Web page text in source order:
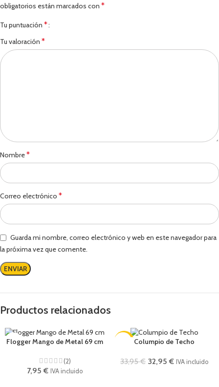
obligatorios están marcados con *
Tu puntuación *
Tu valoración *
Nombre*
Correo electrónico *
Guarda mi nombre, correo electrónico y web en este navegador para
la próxima vez que comente.
Productos relacionados
Flogger Mango de Metal 69 cm
(2)
7,95€ IVA incluido
Columpio de Techo
33,95€ 32,95€ IVA incluido